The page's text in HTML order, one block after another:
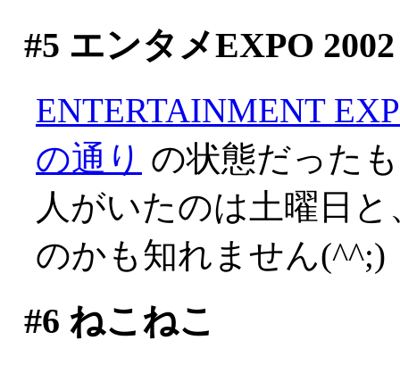
#5 エンタメEXPO 2002
ENTERTAINMENT
の通り の状態だった
人がいたのは土曜日
のかも知れません(^^;)
#6 ねこねこ